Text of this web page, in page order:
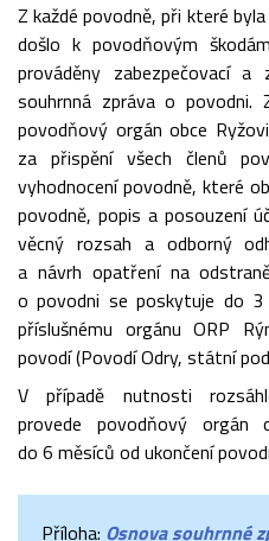
Z každé povodně, při které
došlo k povodňovým
prováděny zabezpečovací a
souhrnná zpráva o povodni.
povodňový orgán obce
za přispění všech členů
vyhodnocení povodně, které
povodně, popis a posouzení
věcný rozsah a odborný
a návrh opatření na
o povodni se poskytuje do 3
příslušnému orgánu ORP
povodí (Povodí Odry, státní
V případě nutnosti
provede povodňový orgán
do 6 měsíců od ukončení
Příloha: Osnova souhrnné